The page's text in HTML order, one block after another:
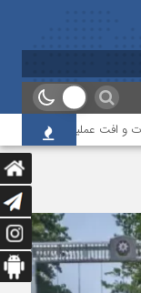
افت عملیات